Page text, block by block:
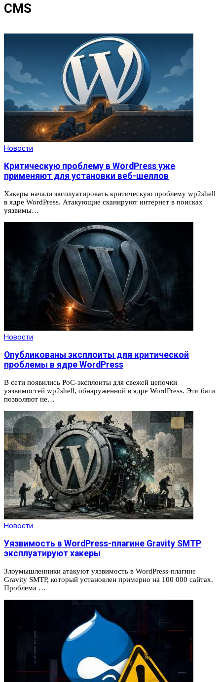
CMS
Новости
Критическую проблему в WordPress уже
применяют для установки веб-шеллов
Хакеры начали эксплуатировать критическую проблему wp2shell
в ядре WordPress. Атакующие сканируют интернет в поисках
уязвимы…
Новости
Опубликованы эксплоиты для критической
проблемы в ядре WordPress
В сети появились PoC-эксплоиты для свежей цепочки
уязвимостей wp2shell, обнаруженной в ядре WordPress. Эти баги
позволяют не…
Новости
Уязвимость в WordPress-плагине Gravity SMTP
эксплуатируют хакеры
Злоумышленники атакуют уязвимость в WordPress-плагине
Gravity SMTP, который установлен примерно на 100 000 сайтах.
Проблема …